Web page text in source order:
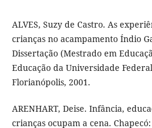
ALVES, Suzy de Castro. As
crianças no acampamento Índio
Dissertação (Mestrado em
Educação da Universidade
Florianópolis, 2001.
ARENHART, Deise. Infância,
crianças ocupam a cena.